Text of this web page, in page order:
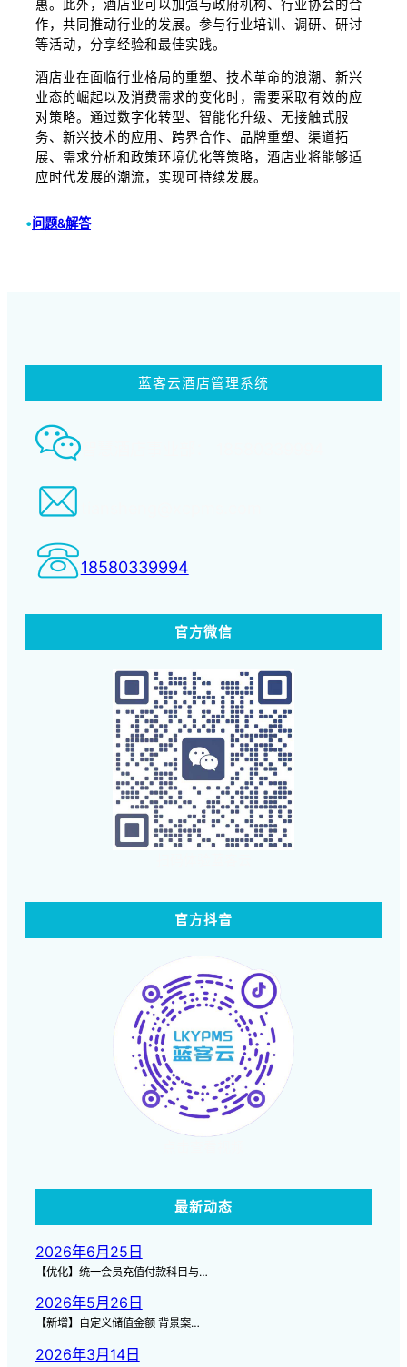
惠。此外，酒店业可以加强与政府机构、行业协会的合
作，共同推动行业的发展。参与行业培训、调研、研讨
等活动，分享经验和最佳实践。
酒店业在面临行业格局的重塑、技术革命的浪潮、新兴
业态的崛起以及消费需求的变化时，需要采取有效的应
对策略。通过数字化转型、智能化升级、无接触式服
务、新兴技术的应用、跨界合作、品牌重塑、渠道拓
展、需求分析和政策环境优化等策略，酒店业将能够适
应时代发展的潮流，实现可持续发展。
•问题&解答
蓝客云酒店管理系统
智慧酒店事业部： 18580339994
18580339994
官方微信
官方抖音
最新动态
2026年6月25日
【优化】统一会员充值付款科目与…
2026年5月26日
【新增】自定义储值金额 背景案…
2026年3月14日